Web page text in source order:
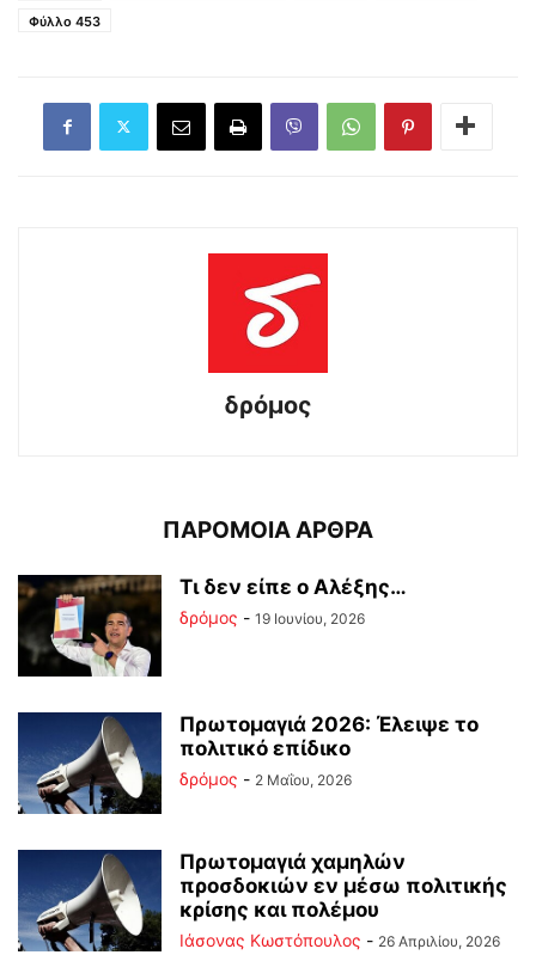
Φύλλο 453
δρόμος
ΠΑΡΟΜΟΙΑ ΑΡΘΡΑ
Tι δεν είπε ο Αλέξης…
δρόμος - 19 Ιουνίου, 2026
Πρωτομαγιά 2026: Έλειψε το
πολιτικό επίδικο
δρόμος - 2 Μαΐου, 2026
Πρωτομαγιά χαμηλών
προσδοκιών εν μέσω πολιτικής
κρίσης και πολέμου
Ιάσονας Κωστόπουλος - 26 Απριλίου, 2026